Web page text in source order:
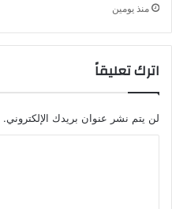
منذ يومين
اترك تعليقاً
لن يتم نشر عنوان بريدك الإلكتروني.